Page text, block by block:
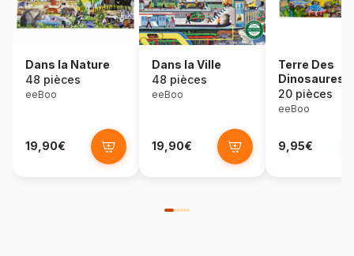
Dans la Nature
48 pièces
eeBoo
19,90€
Dans la Ville
48 pièces
eeBoo
19,90€
Terre Des
Dinosaures
20 pièces
eeBoo
9,95€